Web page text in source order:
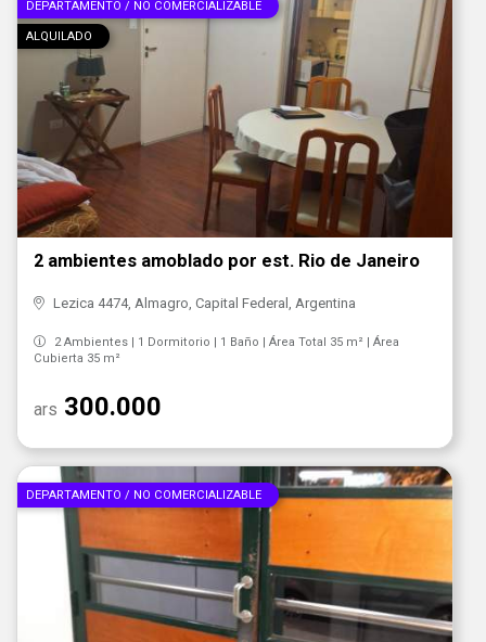
DEPARTAMENTO / NO COMERCIALIZABLE
ALQUILADO
2 ambientes amoblado por est. Rio de Janeiro
Lezica 4474, Almagro, Capital Federal, Argentina
2 Ambientes | 1 Dormitorio | 1 Baño | Área Total 35 m² | Área
Cubierta 35 m²
ars 300.000
DEPARTAMENTO / NO COMERCIALIZABLE